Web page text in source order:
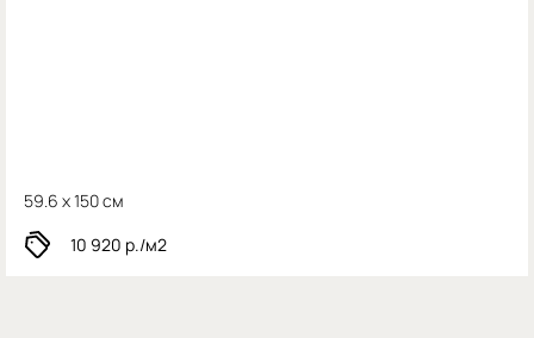
59.6 x 150 см
10 920 р./м2